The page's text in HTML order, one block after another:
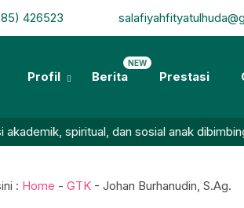
426523
Profil Berita
NEW
Prestasi
spiritual, dan sosial anak
: Home - GTK - Johan Burhanudin, S.Ag.